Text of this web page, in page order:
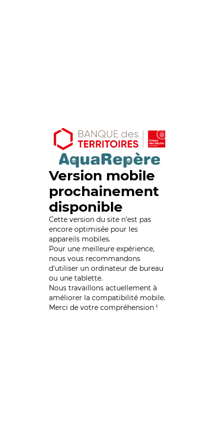
Version mobile
prochainement
disponible
Cette version du site n’est pas
encore optimisée pour les
appareils mobiles.
Pour une meilleure expérience,
nous vous recommandons
d'utiliser un ordinateur de bureau
ou une tablette.
Nous travaillons actuellement à
améliorer la compatibilité mobile.
Merci de votre compréhension !